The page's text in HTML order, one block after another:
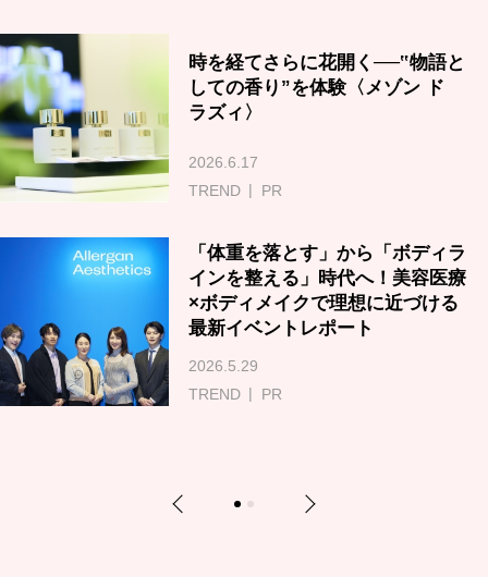
時を経てさらに花開く──‟物語と
しての香り”を体験〈メゾン ド
ラズィ〉
2026.6.17
TREND
PR
「体重を落とす」から「ボディラ
インを整える」時代へ！美容医療
×ボディメイクで理想に近づける
最新イベントレポート
2026.5.29
TREND
PR
Previous 1 2 Next